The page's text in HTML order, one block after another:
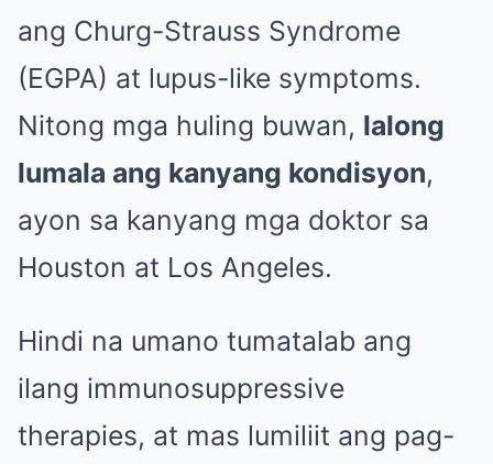
ang Churg-Strauss Syndrome
(EGPA) at lupus-like symptoms.
Nitong mga huling buwan, lalong
lumala ang kanyang kondisyon,
ayon sa kanyang mga doktor sa
Houston at Los Angeles.
Hindi na umano tumatalab ang
ilang immunosuppressive
therapies, at mas lumiliit ang pag-